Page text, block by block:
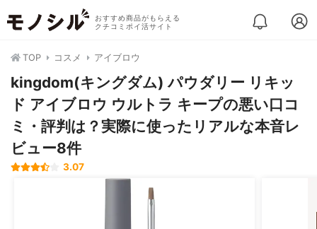
おすすめ商品がもらえる
クチコミポイ活サイト
TOP コスメ アイブロウ
kingdom(キングダム) パウダリー リキッ
ド アイブロウ ウルトラ キープの悪い口コ
ミ・評判は？実際に使ったリアルな本音レ
ビュー8件
3.07